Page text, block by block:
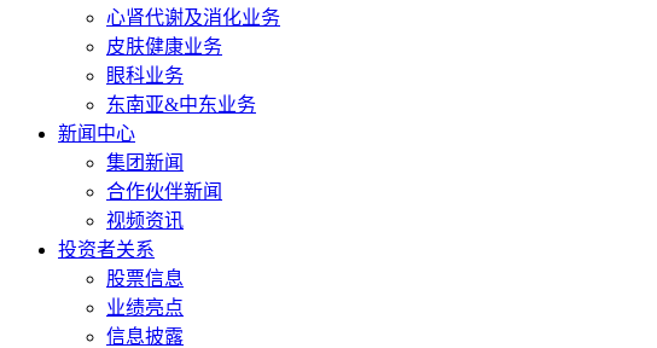
心肾代谢及消化业务
皮肤健康业务
眼科业务
东南亚&中东业务
新闻中心
集团新闻
合作伙伴新闻
视频资讯
投资者关系
股票信息
业绩亮点
信息披露